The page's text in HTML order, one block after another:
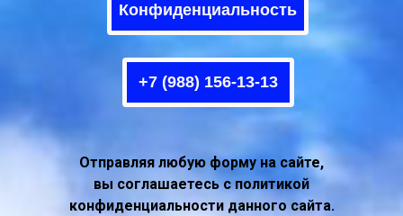
Отправляя любую форму на сайте,
вы соглашаетесь с политикой
конфиденциальности данного сайта.
Конфиденциальность
+7 (988) 156-13-13